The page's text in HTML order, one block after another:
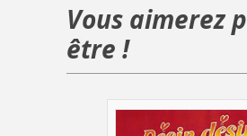
Vous aimerez
être !